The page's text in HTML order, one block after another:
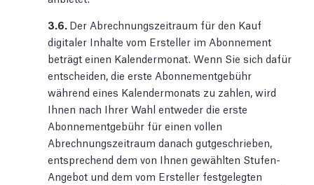
3.6. Der Abrechnungszeitraum für den Kauf
digitaler Inhalte vom Ersteller im Abonnement
beträgt einen Kalendermonat. Wenn Sie sich dafür
entscheiden, die erste Abonnementgebühr
während eines Kalendermonats zu zahlen, wird
Ihnen nach Ihrer Wahl entweder die erste
Abonnementgebühr für einen vollen
Abrechnungszeitraum danach gutgeschrieben,
entsprechend dem von Ihnen gewählten Stufen-
Angebot und dem vom Ersteller festgelegten